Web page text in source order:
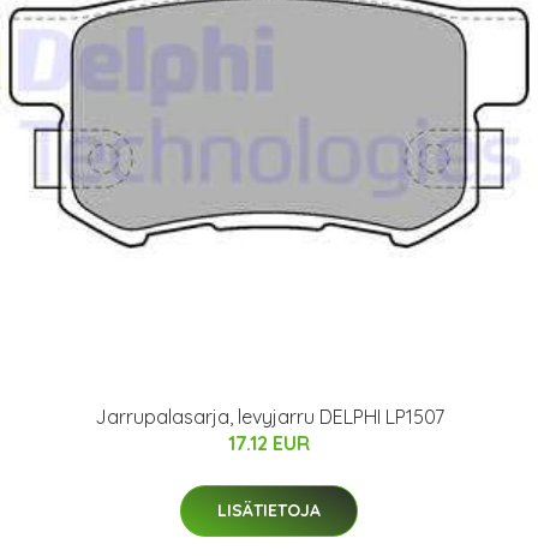
Jarrupalasarja, levyjarru DELPHI LP1507
17.12 EUR
LISÄTIETOJA